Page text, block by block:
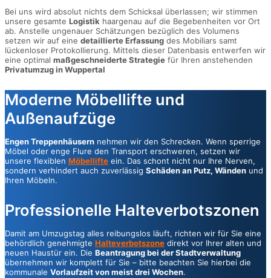
Bei uns wird absolut nichts dem Schicksal überlassen; wir stimmen
unsere gesamte Logistik haargenau auf die Begebenheiten vor Ort
ab. Anstelle ungenauer Schätzungen bezüglich des Volumens
setzen wir auf eine detaillierte Erfassung des Mobiliars samt
lückenloser Protokollierung. Mittels dieser Datenbasis entwerfen wir
eine optimal maßgeschneiderte Strategie für Ihren anstehenden
Privatumzug in Wuppertal
Moderne Möbellifte und
Außenaufzüge
Engen Treppenhäusern nehmen wir den Schrecken. Wenn sperrige
Möbel oder enge Flure den Transport erschweren, setzen wir
unsere flexiblen Möbellifte ein. Das schont nicht nur Ihre Nerven,
sondern verhindert auch zuverlässig Schäden an Putz, Wänden und
Ihren Möbeln.
Professionelle Halteverbotszonen
Damit am Umzugstag alles reibungslos läuft, richten wir für Sie eine
behördlich genehmigte Halteverbotszone direkt vor Ihrer alten und
neuen Haustür ein. Die Beantragung bei der Stadtverwaltung
übernehmen wir komplett für Sie – bitte beachten Sie hierbei die
kommunale Vorlaufzeit von meist drei Wochen.